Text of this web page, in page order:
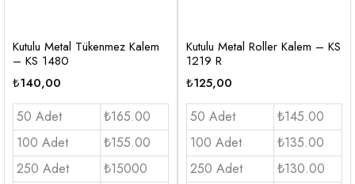
Kutulu Metal Tükenmez Kalem
– KS 1480
₺140,00
50 Adet
₺165.00
100 Adet
₺155.00
250 Adet
₺15000
Kutulu Metal Roller Kalem – KS
1219 R
₺125,00
50 Adet
₺145.00
100 Adet
₺135.00
250 Adet
₺130.00